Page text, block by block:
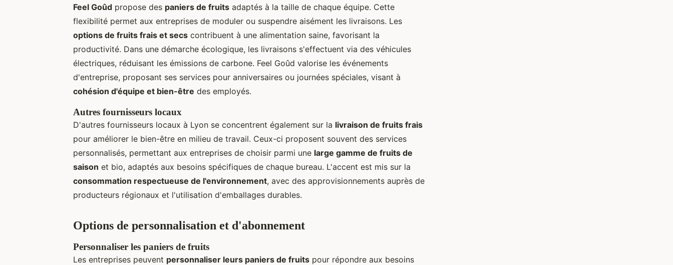
Feel Goûd propose des paniers de fruits adaptés à la taille de chaque équipe. Cette
flexibilité permet aux entreprises de moduler ou suspendre aisément les livraisons. Les
options de fruits frais et secs contribuent à une alimentation saine, favorisant la
productivité. Dans une démarche écologique, les livraisons s'effectuent via des véhicules
électriques, réduisant les émissions de carbone. Feel Goûd valorise les événements
d'entreprise, proposant ses services pour anniversaires ou journées spéciales, visant à
cohésion d'équipe et bien-être des employés.
Autres fournisseurs locaux
D'autres fournisseurs locaux à Lyon se concentrent également sur la livraison de fruits frais
pour améliorer le bien-être en milieu de travail. Ceux-ci proposent souvent des services
personnalisés, permettant aux entreprises de choisir parmi une large gamme de fruits de
saison et bio, adaptés aux besoins spécifiques de chaque bureau. L'accent est mis sur la
consommation respectueuse de l'environnement, avec des approvisionnements auprès de
producteurs régionaux et l'utilisation d'emballages durables.
Options de personnalisation et d'abonnement
Personnaliser les paniers de fruits
Les entreprises peuvent personnaliser leurs paniers de fruits pour répondre aux besoins